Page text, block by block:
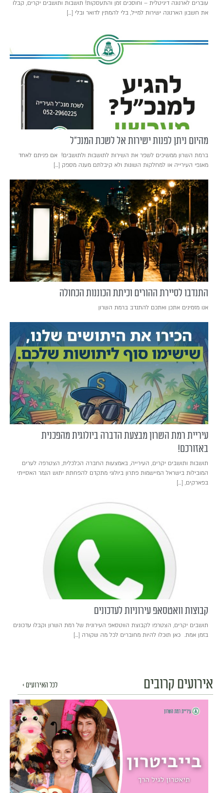
עוברים לארנונה דיגיטלית – וחוסכים זמן והתעסקות! תושבות ותושבים יקרים, קבלו
את חשבון הארנונה ישירות למייל, בלי להמתין לדואר ובלי […]
מהיום ניתן לפנות ישירות אל לשכת המנכ"ל
ברמת השרון ממשיכים לשפר את השירות לתושבות ולתושבים! אם פניתם לאחד
מאגפי העירייה או למחלקות השונות ולא קיבלתם מענה מספק […]
התנדבו לסיירת ההורים וכיתת הכוננות הכחולה
אנו מזמינים אתכן ואתכם להתנדב ברמת השרון
עיריית רמת השרון מבצעת הדברה ביולוגית מהפכנית
באזורכם!
תושבות ותושבים יקרים, העירייה, באמצעות החברה הכלכלית, הצטרפה לערים
המובילות בישראל המיישמות פתרון ביולוגי מתקדם להפחתת יתוש הנמר האסייתי
בפארקים, […]
קבוצות וואטסאפ עירוניות לעדכונים
תושבים יקרים, הצטרפו לקבוצת הווטסאפ העירונית של רמת השרון וקבלו עדכונים
בזמן אמת. כאן תוכלו להיות מחוברים לכל מה שקורה […]
אירועים קרובים לכל האירועים >